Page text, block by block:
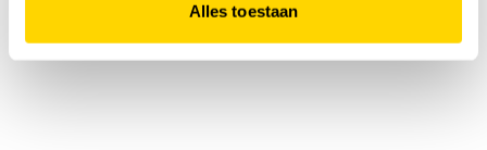
Alles toestaan